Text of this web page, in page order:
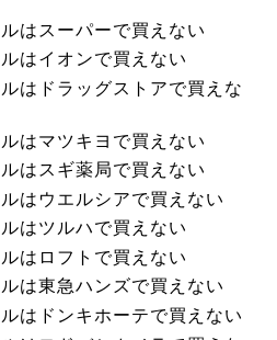
はスーパーで買えない
はイオンで買えない
はドラッグストアで買えな
はマツキヨで買えない
はスギ薬局で買えない
はウエルシアで買えない
はツルハで買えない
はロフトで買えない
は東急ハンズで買えない
はドンキホーテで買えない